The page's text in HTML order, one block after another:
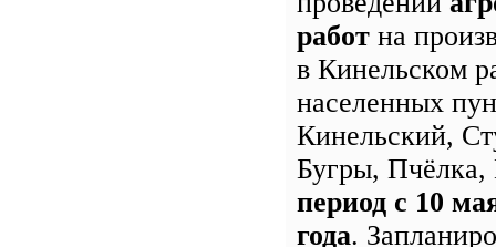
работ на
в Кинельском
населенных
Кинельский,
Бугры,
период с 10
года.